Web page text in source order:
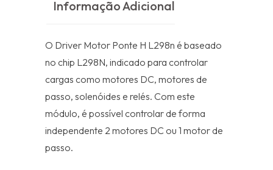
Informação Adicional
O Driver Motor Ponte H L298n é baseado
no chip L298N, indicado para controlar
cargas como motores DC, motores de
passo, solenóides e relés. Com este
módulo, é possível controlar de forma
independente 2 motores DC ou 1 motor de
passo.